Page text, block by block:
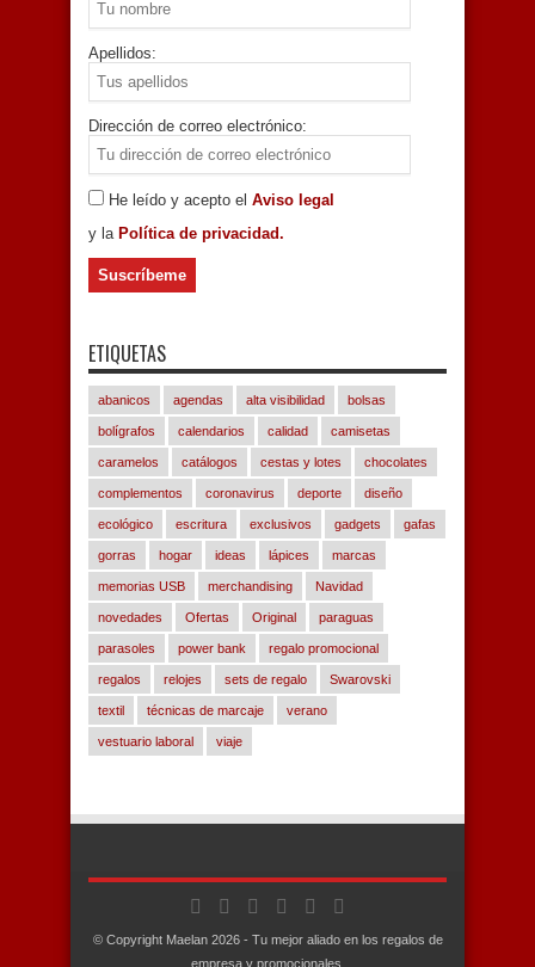
Apellidos:
Dirección de correo electrónico:
He leído y acepto el Aviso legal
y la Política de privacidad.
ETIQUETAS
abanicos agendas alta visibilidad bolsas
bolígrafos calendarios calidad camisetas
caramelos catálogos cestas y lotes chocolates
complementos coronavirus deporte diseño
ecológico escritura exclusivos gadgets gafas
gorras hogar ideas lápices marcas
memorias USB merchandising Navidad
novedades Ofertas Original paraguas
parasoles power bank regalo promocional
regalos relojes sets de regalo Swarovski
textil técnicas de marcaje verano
vestuario laboral viaje
© Copyright Maelan 2026 - Tu mejor aliado en los regalos de
empresa y promocionales.